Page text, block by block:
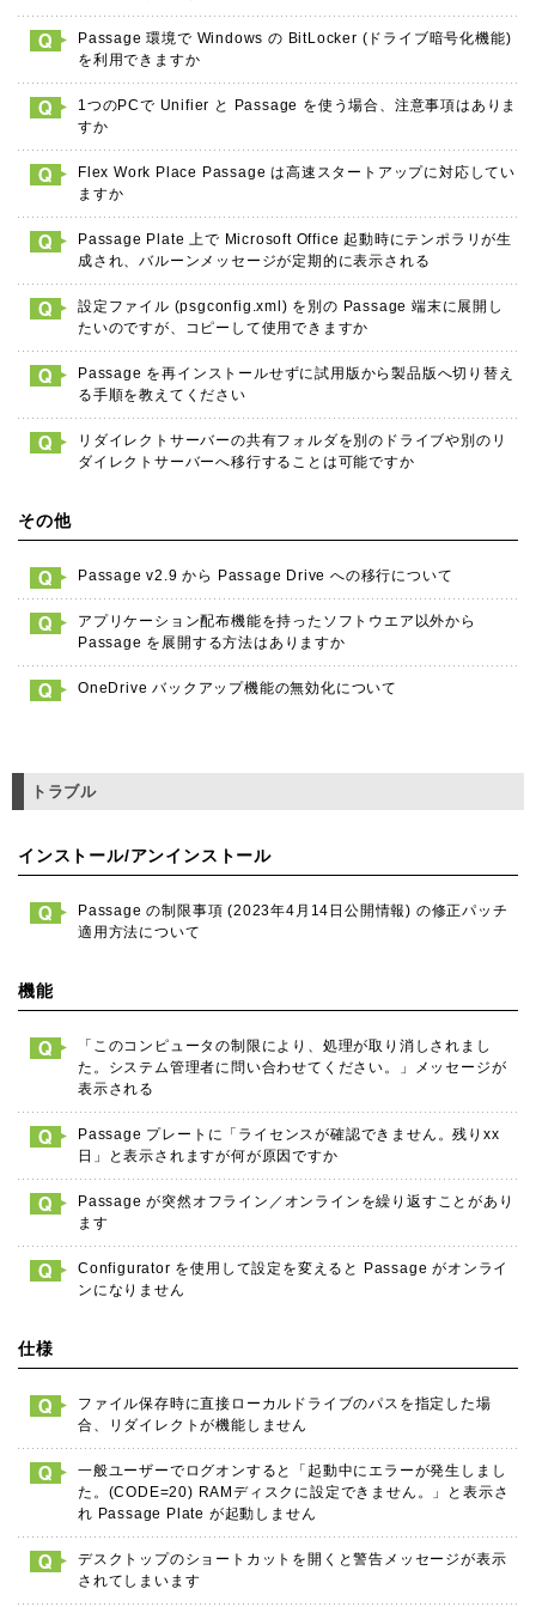
Passage 環境で Windows の BitLocker (ドライブ暗号化機能)
を利用できますか
1つのPCで Unifier と Passage を使う場合、注意事項はありま
すか
Flex Work Place Passage は高速スタートアップに対応してい
ますか
Passage Plate 上で Microsoft Office 起動時にテンポラリが生
成され、バルーンメッセージが定期的に表示される
設定ファイル (psgconfig.xml) を別の Passage 端末に展開し
たいのですが、コピーして使用できますか
Passage を再インストールせずに試用版から製品版へ切り替え
る手順を教えてください
リダイレクトサーバーの共有フォルダを別のドライブや別のリ
ダイレクトサーバーへ移行することは可能ですか
その他
Passage v2.9 から Passage Drive への移行について
アプリケーション配布機能を持ったソフトウエア以外から
Passage を展開する方法はありますか
OneDrive バックアップ機能の無効化について
トラブル
インストール/アンインストール
Passage の制限事項 (2023年4月14日公開情報) の修正パッチ
適用方法について
機能
「このコンピュータの制限により、処理が取り消しされまし
た。システム管理者に問い合わせてください。」メッセージが
表示される
Passage プレートに「ライセンスが確認できません。残りxx
日」と表示されますが何が原因ですか
Passage が突然オフライン／オンラインを繰り返すことがあり
ます
Configurator を使用して設定を変えると Passage がオンライ
ンになりません
仕様
ファイル保存時に直接ローカルドライブのパスを指定した場
合、リダイレクトが機能しません
一般ユーザーでログオンすると「起動中にエラーが発生しまし
た。(CODE=20) RAMディスクに設定できません。」と表示さ
れ Passage Plate が起動しません
デスクトップのショートカットを開くと警告メッセージが表示
されてしまいます